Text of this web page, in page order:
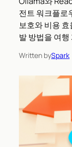
전트 워크플로
보호와 비용
발 방법을 여
Written bySpark